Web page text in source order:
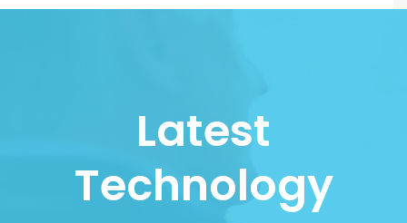
Latest
Technology